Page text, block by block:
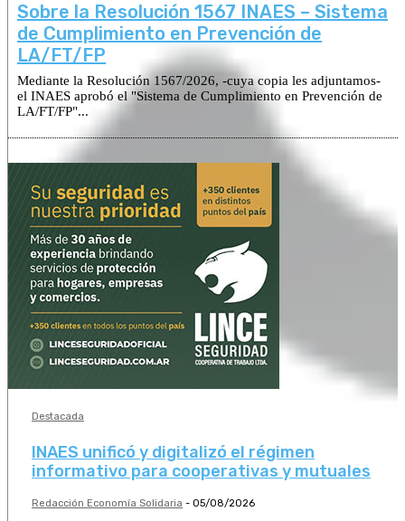
Sobre la Resolución 1567 INAES – Sistema
de Cumplimiento en Prevención de
LA/FT/FP
Mediante la Resolución 1567/2026, -cuya copia les adjuntamos-
el INAES aprobó el "Sistema de Cumplimiento en Prevención de
LA/FT/FP"...
Destacada
INAES unificó y digitalizó el régimen
informativo para cooperativas y mutuales
Redacción Economía Solidaria - 05/08/2026